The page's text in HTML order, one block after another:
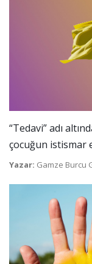
“Tedavi” adı
çocuğun istismar
Yazar: Gamze Burcu